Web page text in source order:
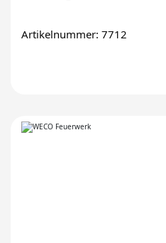
Artikelnummer: 7712